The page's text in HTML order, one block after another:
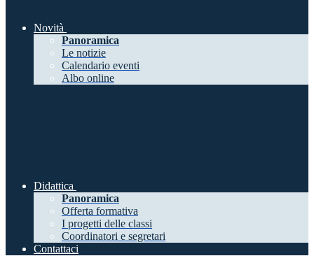
Novità
Panoramica
Le notizie
Calendario eventi
Albo online
Didattica
Panoramica
Offerta formativa
I progetti delle classi
Coordinatori e segretari
Contattaci